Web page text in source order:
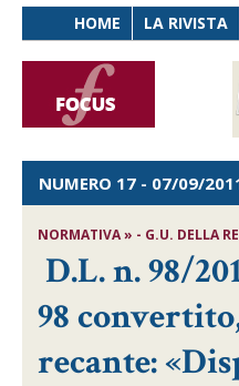
HOME LA RIVISTA
NUMERO 17 - 07/09/
NORMATIVA » - G.U. DELLA
D.L. n. 98/
98
recante: